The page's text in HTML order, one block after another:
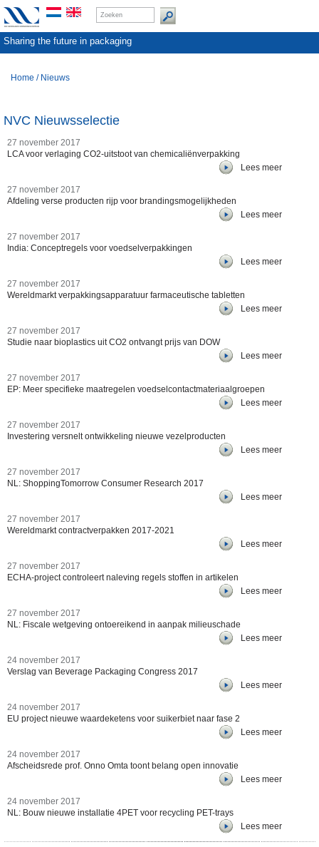
Sharing the future in packaging
Home / Nieuws
NVC Nieuwsselectie
27 november 2017
LCA voor verlaging CO2-uitstoot van chemicaliënverpakking
Lees meer
27 november 2017
Afdeling verse producten rijp voor brandingsmogelijkheden
Lees meer
27 november 2017
India: Conceptregels voor voedselverpakkingen
Lees meer
27 november 2017
Wereldmarkt verpakkingsapparatuur farmaceutische tabletten
Lees meer
27 november 2017
Studie naar bioplastics uit CO2 ontvangt prijs van DOW
Lees meer
27 november 2017
EP: Meer specifieke maatregelen voedselcontactmateriaalgroepen
Lees meer
27 november 2017
Investering versnelt ontwikkeling nieuwe vezelproducten
Lees meer
27 november 2017
NL: ShoppingTomorrow Consumer Research 2017
Lees meer
27 november 2017
Wereldmarkt contractverpakken 2017-2021
Lees meer
27 november 2017
ECHA-project controleert naleving regels stoffen in artikelen
Lees meer
27 november 2017
NL: Fiscale wetgeving ontoereikend in aanpak milieuschade
Lees meer
24 november 2017
Verslag van Beverage Packaging Congress 2017
Lees meer
24 november 2017
EU project nieuwe waardeketens voor suikerbiet naar fase 2
Lees meer
24 november 2017
Afscheidsrede prof. Onno Omta toont belang open innovatie
Lees meer
24 november 2017
NL: Bouw nieuwe installatie 4PET voor recycling PET-trays
Lees meer